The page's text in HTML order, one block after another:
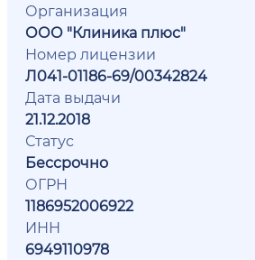
Организация
ООО "Клиника плюс"
Номер лицензии
Л041-01186-69/00342824
Дата выдачи
21.12.2018
Статус
Бессрочно
ОГРН
1186952006922
ИНН
6949110978